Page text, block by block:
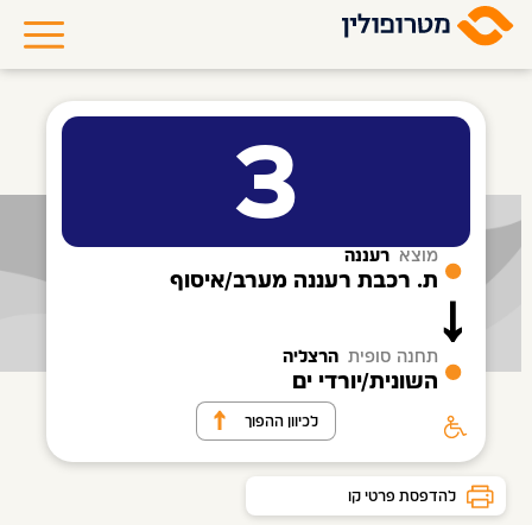
3
מוצא רעננה
ת. רכבת רעננה מערב/איסוף
תחנה סופית הרצליה
השונית/יורדי ים
לכיוון ההפוך
להדפסת פרטי קו